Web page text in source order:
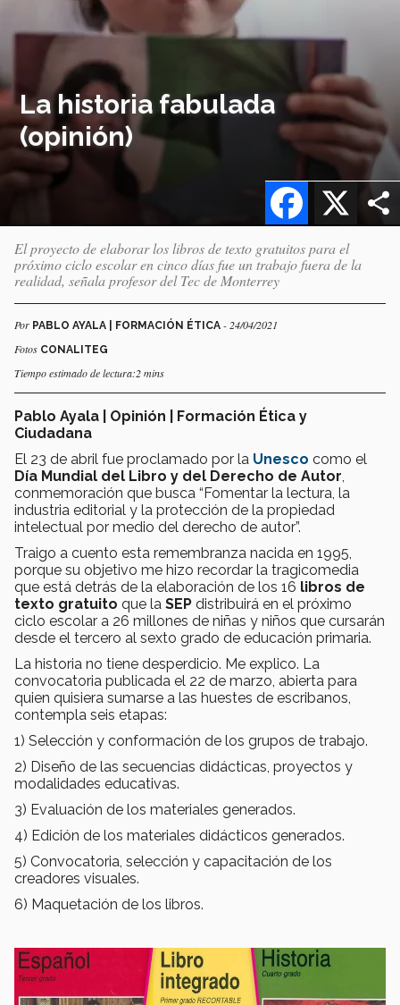
La historia fabulada
(opinión)
X
Facebook
El proyecto de elaborar los libros de texto gratuitos para el
próximo ciclo escolar en cinco días fue un trabajo fuera de la
realidad, señala profesor del Tec de Monterrey
Por PABLO AYALA | FORMACIÓN ÉTICA - 24/04/2021
Fotos CONALITEG
Tiempo estimado de lectura:2 mins
Pablo Ayala | Opinión | Formación Ética y
Ciudadana
El 23 de abril fue proclamado por la Unesco como el
Día Mundial del Libro y del Derecho de Autor
conmemoración que busca “Fomentar la lectura, la
industria editorial y la protección de la propiedad
intelectual por medio del derecho de autor”.
Traigo a cuento esta remembranza nacida en 1995,
porque su objetivo me hizo recordar la tragicomedia
que está detrás de la elaboración de los 16 libros de
texto gratuito que la SEP distribuirá en el próximo
ciclo escolar a 26 millones de niñas y niños que cursarán
desde el tercero al sexto grado de educación primaria.
La historia no tiene desperdicio. Me explico. La
convocatoria publicada el 22 de marzo, abierta para
quien quisiera sumarse a las huestes de escribanos,
contempla seis etapas:
1) Selección y conformación de los grupos de trabajo.
2) Diseño de las secuencias didácticas, proyectos y
modalidades educativas.
3) Evaluación de los materiales generados.
4) Edición de los materiales didácticos generados.
5) Convocatoria, selección y capacitación de los
creadores visuales.
6) Maquetación de los libros.